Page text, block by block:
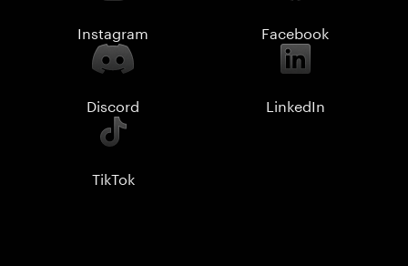
Instagram Facebook
Discord LinkedIn
TikTok